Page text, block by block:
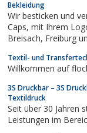
Bekleidung
Wir besticken und veredeln
Caps, mit Ihrem Logo oder Ihrer Vorlage. Wir sind die Stickerei in
Breisach, Freiburg und Südbaden. Hochwertige Bestickungen und
Textil- und
Willkommen auf
3S Druckbar – 3S
Textildruck
Seit über 30 Jahren
Leistungen im